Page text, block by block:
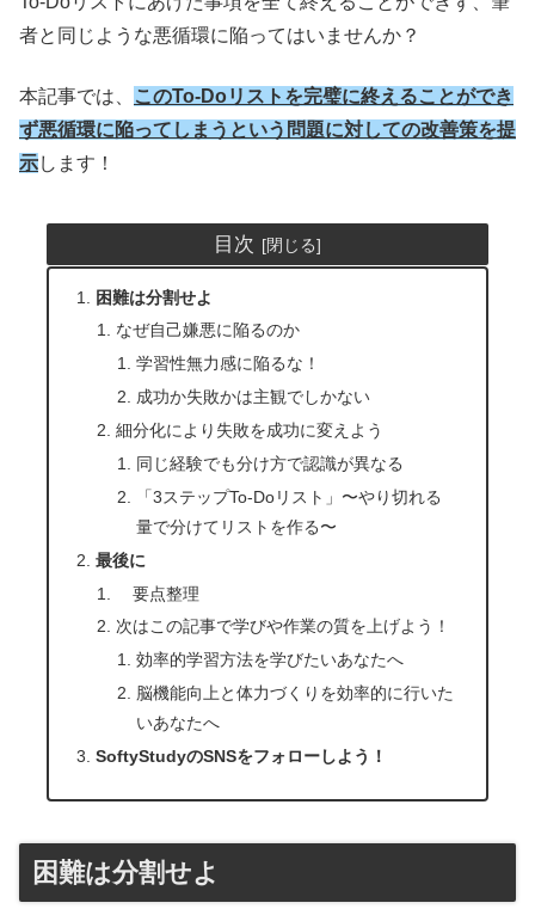
者と同じような悪循環に陥ってはいませんか？
本記事では、
このTo-Doリストを完璧に終えることができ
ず悪循環に陥ってしまうという問題に対しての改善策を提
示します！
目次
困難は分割せよ
なぜ自己嫌悪に陥るのか
学習性無力感に陥るな！
成功か失敗かは主観でしかない
細分化により失敗を成功に変えよう
同じ経験でも分け方で認識が異なる
「3ステップTo-Doリスト」〜やり切れる
量で分けてリストを作る〜
最後に
要点整理
次はこの記事で学びや作業の質を上げよう！
効率的学習方法を学びたいあなたへ
脳機能向上と体力づくりを効率的に行いた
いあなたへ
SoftyStudyのSNSをフォローしよう！
困難は分割せよ